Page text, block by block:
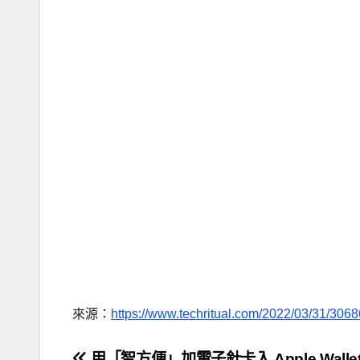
來源： https://www.techritual.com/2022/03/31/